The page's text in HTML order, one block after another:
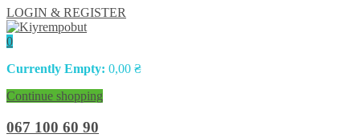
LOGIN & REGISTER
0
Currently Empty: 0,00 ₴
Continue shopping
067 100 60 90